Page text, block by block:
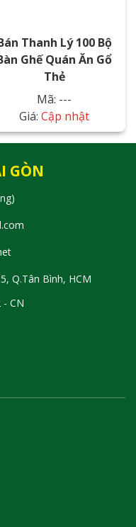
Thanh Lý 100 Bộ
Ghế Quán Ăn Gổ
Thẻ
Mã: ---
Giá: Cập nhật
GÒN
Q.Tân Bình, HCM
CN